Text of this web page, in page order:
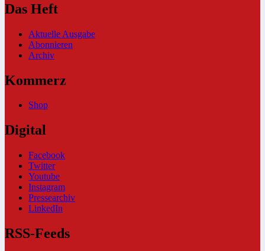
Das Heft
Aktuelle Ausgabe
Abonnieren
Archiv
Kommerz
Shop
Digital
Facebook
Twitter
Youtube
Instagram
Pressearchiv
LinkedIn
RSS-Feeds